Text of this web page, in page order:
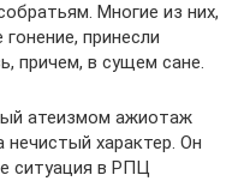
Многие из них,
принесли
причем, в сущем сане.
атеизмом ажиотаж
характер. Он
ситуация в РПЦ